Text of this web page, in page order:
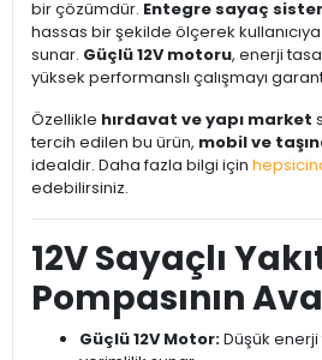
bir çözümdür. Entegre sayaç
hassas bir şekilde ölçerek
sunar. Güçlü 12V motoru, enerji
yüksek performanslı çalışmayı
Özellikle hırdavat ve yapı market
tercih edilen bu ürün, mobil ve
idealdir. Daha fazla bilgi için
edebilirsiniz.
12V Sayaçlı
Pompasının
Güçlü 12V Motor:Düşük